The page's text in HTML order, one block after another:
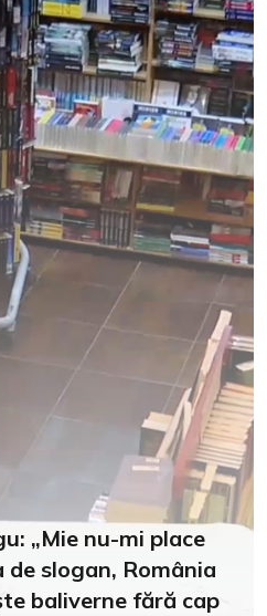
„Mie nu-mi place
slogan, România
baliverne fără cap